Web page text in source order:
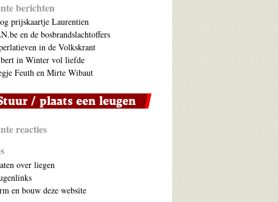
berichten
prijskaartje Laurentien
en de bosbrandslachtoffers
in de Volkskrant
in Winter vol liefde
Feuth en Mirte Wibaut
reacties
over liegen
en bouw deze website